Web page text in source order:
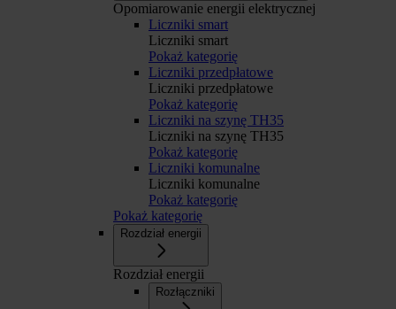
Opomiarowanie energii elektrycznej
Liczniki smart
Liczniki smart
Pokaż kategorię
Liczniki przedpłatowe
Liczniki przedpłatowe
Pokaż kategorię
Liczniki na szynę TH35
Liczniki na szynę TH35
Pokaż kategorię
Liczniki komunalne
Liczniki komunalne
Pokaż kategorię
Pokaż kategorię
Rozdział energii
Rozdział energii
Rozłączniki